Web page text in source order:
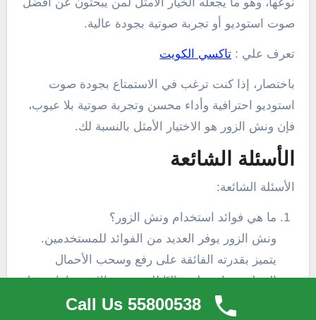
صوت استوديو أو تجربة صوتية بجودة عالية.
تعرف علي : تاكسي الكويت
باختصار، إذا كنت ترغب في الاستمتاع بجودة صوت
استوديو احترافية وأداء محسن وتجربة صوتية بلا عيوب،
فإن ونش الزور هو الاختيار الأمثل بالنسبة لك.
الأسئلة الشائعة
الأسئلة الشائعة:
ما هي فوائد استخدام ونش الزور؟
ونش الزور يوفر العديد من الفوائد للمستخدمين.
يتميز بقدرته الفائقة على رفع وسحب الأحمال
الثقيلة، مما يجعله مثاليًا للعديد من الاستخدامات مثل
رفع السيارات المعطلة وسفن الإنقاذ في حالات
Call Us 55800538